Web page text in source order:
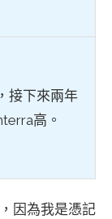
接下來兩年
高。
因為我是憑記